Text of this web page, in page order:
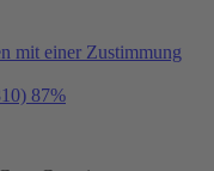
mit einer Zustimmung
87%